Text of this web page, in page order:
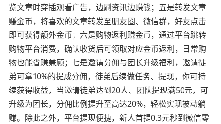
览文章时穿插观看广告，边刷资讯边赚钱；五是转发文章
赚金币，将喜欢的文章转发至朋友圈、微信群，好友点击
即可获得额外金币；六是购物返利赚金币，通过平台跳转
购物平台消费，确认收货后可领取对应金币返利，日常购
物也能省赚兼顾；七是邀请分佣与团长升级福利，邀请徒
弟可拿10%的提成分佣，徒弟后续做任务、提现，你可持
续获得收益，当邀请徒弟达到20人、团队提现满50元，可
升级为团长，分佣比例提升至高达20%，轻松实现被动躺
赚。除此之外，平台提现便捷，新人首提0.3元秒到微信零